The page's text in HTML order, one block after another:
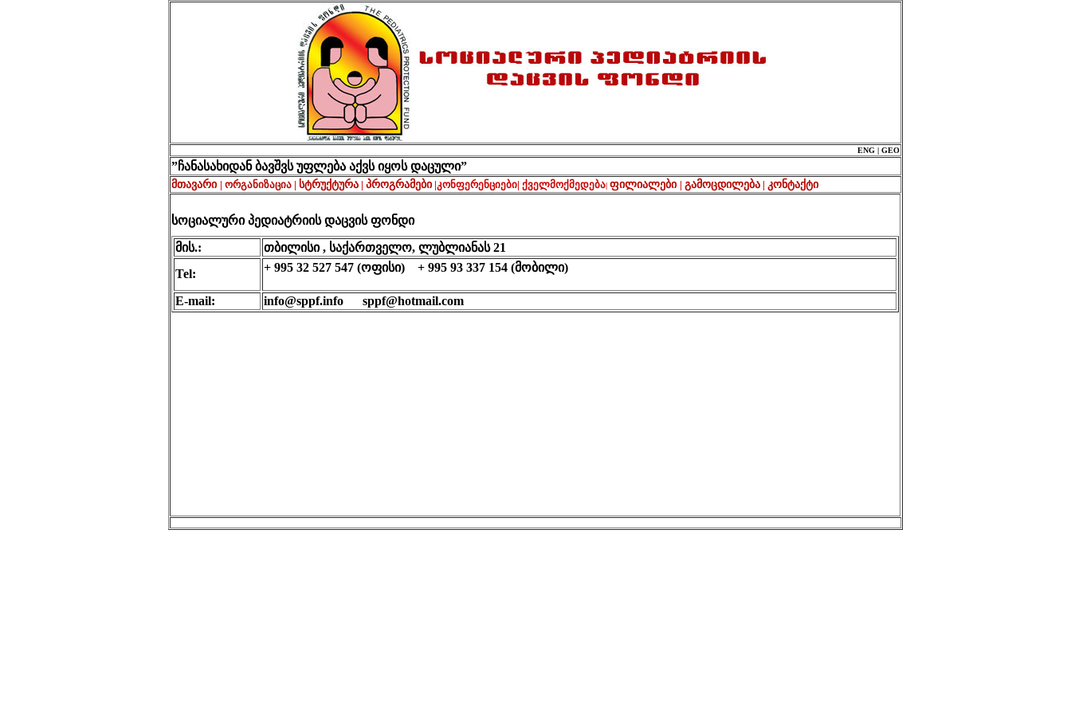
ENG | GEO
”ჩანასახიდან ბავშვს უფლება აქვს იყოს დაცული”
მთავარი | ორგანიზაცია | სტრუქტურა | პროგრამები |კონფერენციები| ქველმოქმედება| ფილიალები | გამოცდილება | კონტაქტი
სოციალური პედიატრიის დაცვის ფონდი
მის.:
თბილისი , საქართველო, ლუბლიანას 21
Tel:
+ 995 32 527 547 (ოფისი) + 995 93 337 154 (მობილი)
E-mail: info@sppf.info sppf@hotmail.com